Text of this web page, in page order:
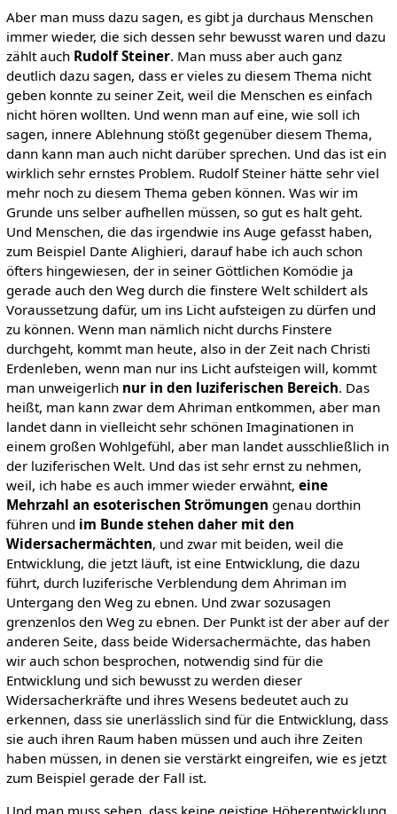
Aber man muss dazu sagen, es gibt ja durchaus Menschen
immer wieder, die sich dessen sehr bewusst waren und dazu
zählt auch Rudolf Steiner. Man muss aber auch ganz
deutlich dazu sagen, dass er vieles zu diesem Thema nicht
geben konnte zu seiner Zeit, weil die Menschen es einfach
nicht hören wollten. Und wenn man auf eine, wie soll ich
sagen, innere Ablehnung stößt gegenüber diesem Thema,
dann kann man auch nicht darüber sprechen. Und das ist ein
wirklich sehr ernstes Problem. Rudolf Steiner hätte sehr viel
mehr noch zu diesem Thema geben können. Was wir im
Grunde uns selber aufhellen müssen, so gut es halt geht.
Und Menschen, die das irgendwie ins Auge gefasst haben,
zum Beispiel Dante Alighieri, darauf habe ich auch schon
öfters hingewiesen, der in seiner Göttlichen Komödie ja
gerade auch den Weg durch die finstere Welt schildert als
Voraussetzung dafür, um ins Licht aufsteigen zu dürfen und
zu können. Wenn man nämlich nicht durchs Finstere
durchgeht, kommt man heute, also in der Zeit nach Christi
Erdenleben, wenn man nur ins Licht aufsteigen will, kommt
man unweigerlich nur in den luziferischen Bereich. Das
heißt, man kann zwar dem Ahriman entkommen, aber man
landet dann in vielleicht sehr schönen Imaginationen in
einem großen Wohlgefühl, aber man landet ausschließlich in
der luziferischen Welt. Und das ist sehr ernst zu nehmen,
weil, ich habe es auch immer wieder erwähnt, eine
Mehrzahl an esoterischen Strömungen genau dorthin
führen und im Bunde stehen daher mit den
Widersachermächten, und zwar mit beiden, weil die
Entwicklung, die jetzt läuft, ist eine Entwicklung, die dazu
führt, durch luziferische Verblendung dem Ahriman im
Untergang den Weg zu ebnen. Und zwar sozusagen
grenzenlos den Weg zu ebnen. Der Punkt ist der aber auf der
anderen Seite, dass beide Widersachermächte, das haben
wir auch schon besprochen, notwendig sind für die
Entwicklung und sich bewusst zu werden dieser
Widersacherkräfte und ihres Wesens bedeutet auch zu
erkennen, dass sie unerlässlich sind für die Entwicklung, dass
sie auch ihren Raum haben müssen und auch ihre Zeiten
haben müssen, in denen sie verstärkt eingreifen, wie es jetzt
zum Beispiel gerade der Fall ist.
Und man muss sehen, dass keine geistige Höherentwicklung